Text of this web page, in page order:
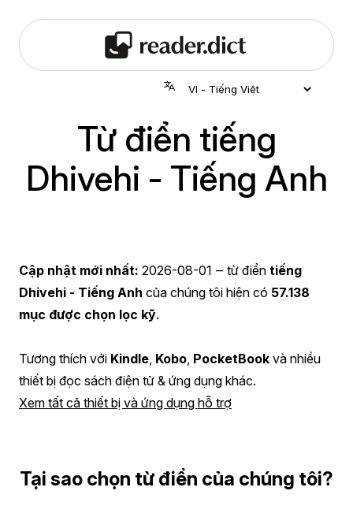
Từ điển tiếng
Dhivehi - Tiếng Anh
Cập nhật mới nhất: 2026-08-01 ‒ từ điển tiếng
Dhivehi - Tiếng Anh của chúng tôi hiện có 57.138
mục được chọn lọc kỹ.
Tương thích với Kindle Kobo PocketBook và nhiều
thiết bị đọc sách điện tử & ứng dụng khác.
Xem tất cả thiết bị và ứng dụng hỗ trợ
Tại sao chọn từ điển của chúng tôi?